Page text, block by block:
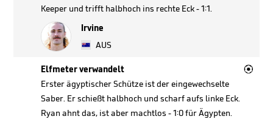
Keeper und trifft halbhoch ins rechte Eck - 1:1.
Irvine
AUS
Elfmeter verwandelt 
Erster ägyptischer Schütze ist der eingewechselte
Saber. Er schießt halbhoch und scharf aufs linke Eck.
Ryan ahnt das, ist aber machtlos - 1:0 für Ägypten.